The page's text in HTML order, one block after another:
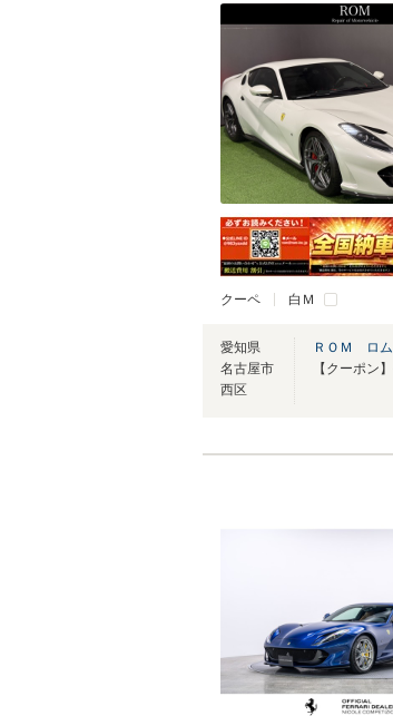
クーペ 白Ｍ
愛知県
名古屋市
西区
ＲＯＭ ロム